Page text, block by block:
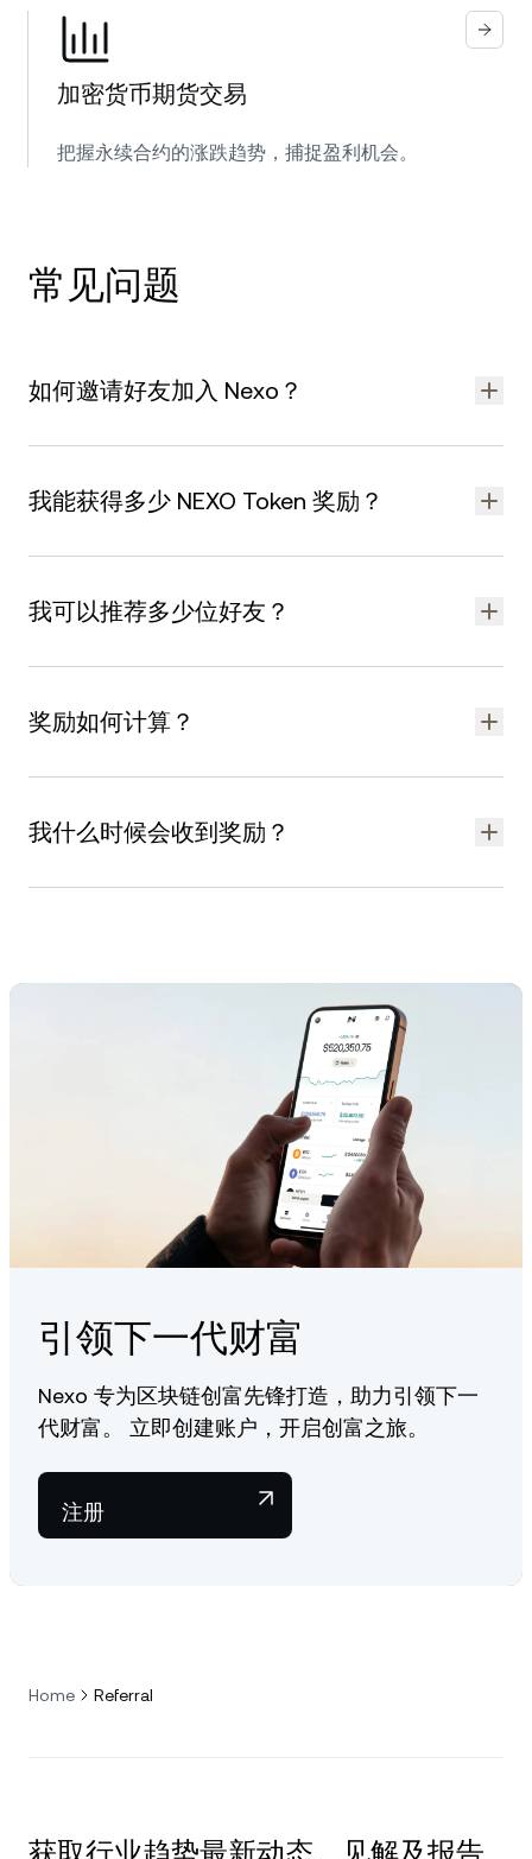
加密货币期货交易
把握永续合约的涨跌趋势，捕捉盈利机会。
常见问题
如何邀请好友加入 Nexo？
创建 Nexo 账户并完成身份验证后，即可开始邀请好友。
如需查看邀请好友加入 Nexo 的详细分步指南，请访问 Nexo 推
荐计划帮助中心文章
我能获得多少 NEXO Token 奖励？
每次成功推荐最高可获 $2,500 等值 NEXO，具体奖励金额根据好
NEXO，由您和好友平分。
我可以推荐多少位好友？
邀请好友人数不限。 推荐好友越多，奖励越多。
奖励如何计算？
您和好友将平分好友 30 天平均余额的 0.5%。 也就是说，如果
$2,500 等值 NEXO Token 奖励。
我什么时候会收到奖励？
完成所有步骤后，您和好友将各自获得 NEXO Token 奖励——每
引领下一代财富
Nexo 专为区块链创富先锋打造，助力引领下一
代财富。 立即创建账户，开启创富之旅。
注册
Home Referral